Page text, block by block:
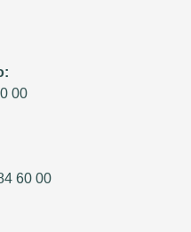
00
60 00